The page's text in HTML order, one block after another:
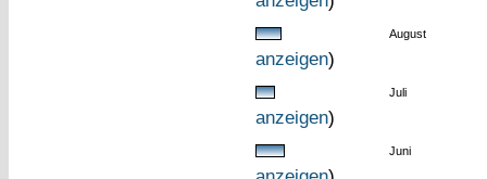
August
anzeigen)
Juli
anzeigen)
Juni